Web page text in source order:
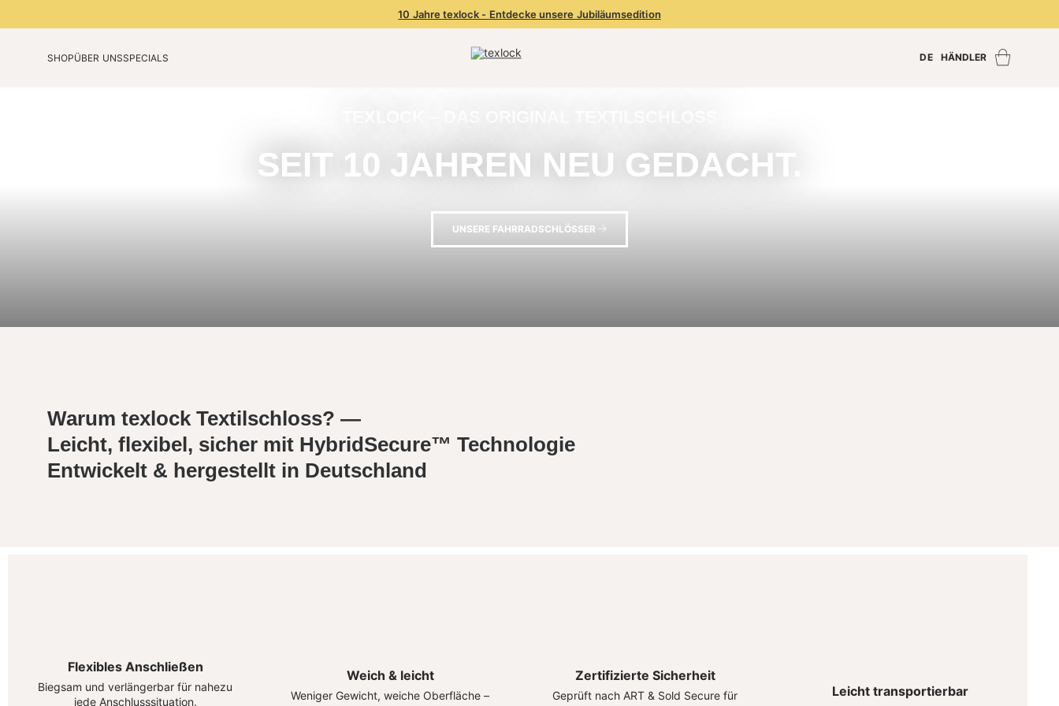
10 Jahre texlock - Entdecke unsere Jubiläumsedition
SHOPÜBER UNSSPECIALS DE HÄNDLER
SEIT 10 JAHREN NEU GEDACHT.
UNSERE FAHRRADSCHLÖSSER
Warum texlock Textilschloss? —
Leicht, flexibel, sicher mit HybridSecure™ Technologie
Entwickelt & hergestellt in Deutschland
Flexibles Anschließen
Biegsam und verlängerbar für nahezu
jede Anschlusssituation.
Weich & leicht
Weniger Gewicht, weiche Oberfläche –
Zertifizierte Sicherheit
Geprüft nach ART & Sold Secure für
Leicht transportierbar